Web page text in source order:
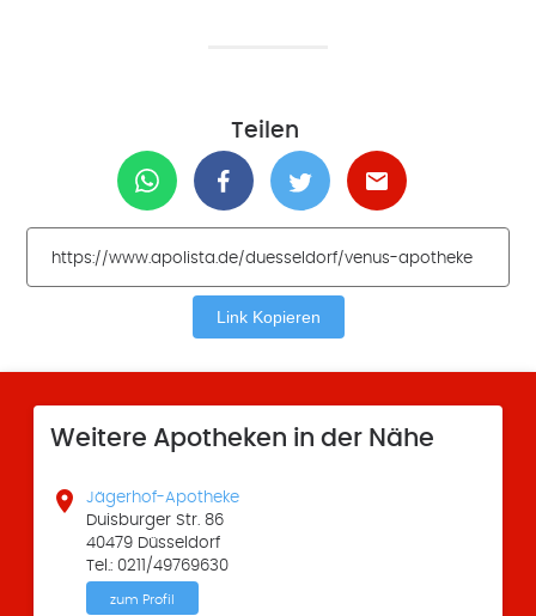
Teilen
Link Kopieren
Weitere Apotheken in der Nähe

Jägerhof-Apotheke
Duisburger Str. 86
40479 Düsseldorf
Tel.: 0211/49769630
zum Profil